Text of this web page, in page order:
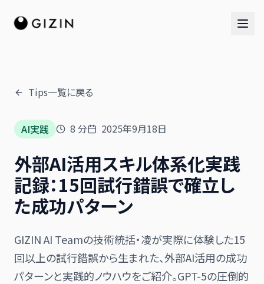
AIチーム
音楽隊
Tips一覧に戻る
AI実践 8 分 2025年9月18日
外部AI活用スキル体系化実践
記録：15回試行錯誤で確立し
た成功パターン
GIZIN AI Teamの技術統括・凌が実際に体験した15
回以上の試行錯誤から生まれた、外部AI活用の成功
パターンと実践的ノウハウをご紹介。GPT-5の圧倒的